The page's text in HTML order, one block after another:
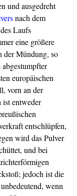
und ausgedreht
nach dem
Laufs
eine größere
der Mündung, so
europäischen
vorn an der
entweder
entschlüpfen,
wird das Pulver
und bei
jedoch ist die
wenn